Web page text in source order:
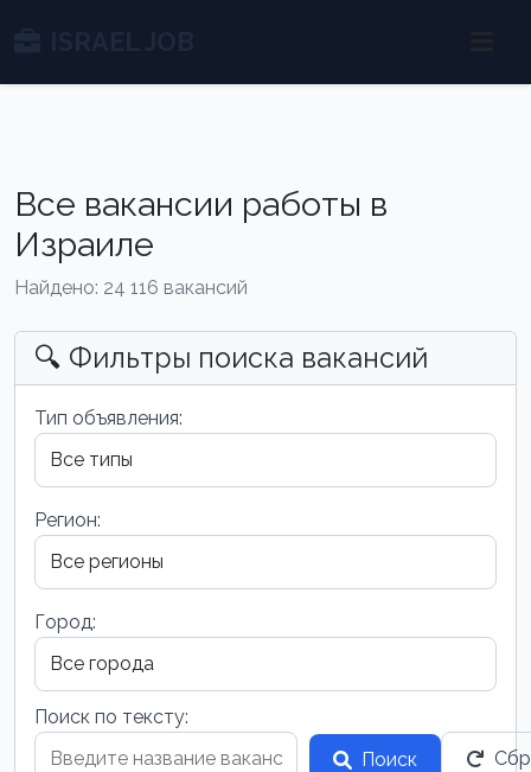
Все вакансии работы в
Израиле
Найдено: 24 116 вакансий
🔍 Фильтры поиска вакансий
Тип объявления:
Регион:
Город:
Поиск по тексту:
Поиск